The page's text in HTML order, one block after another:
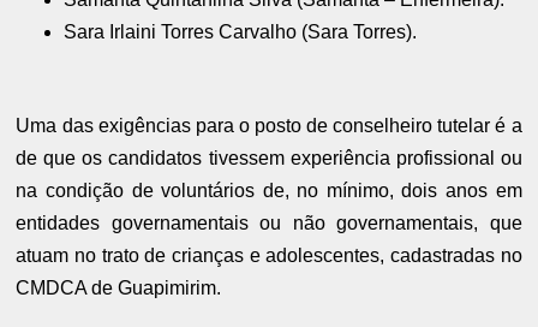
Sara Irlaini Torres Carvalho (Sara Torres).
Uma das exigências para o posto de conselheiro tutelar é a
de que os candidatos tivessem experiência profissional ou
na condição de voluntários de, no mínimo, dois anos em
entidades governamentais ou não governamentais, que
atuam no trato de crianças e adolescentes, cadastradas no
CMDCA de Guapimirim.